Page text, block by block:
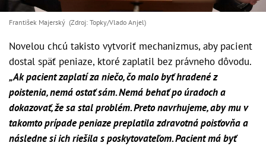
František Majerský (Zdroj: Topky/Vlado Anjel)
Novelou chcú takisto vytvoriť mechanizmus, aby pacient
dostal späť peniaze, ktoré zaplatil bez právneho dôvodu.
„Ak pacient zaplatí za niečo, čo malo byť hradené z
poistenia, nemá ostať sám. Nemá behať po úradoch a
dokazovať, že sa stal problém. Preto navrhujeme, aby mu v
takomto prípade peniaze preplatila zdravotná poisťovňa a
následne si ich riešila s poskytovateľom. Pacient má byť